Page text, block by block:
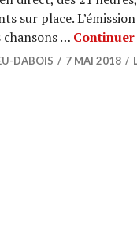
sur place.
chansons …
DABOIS 7 MAI 2018